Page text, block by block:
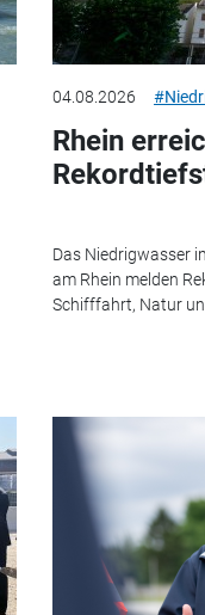
04.08.2026
Rhein
Das Niedrigwasser
am Rhein melden
Schifffahrt, Natur